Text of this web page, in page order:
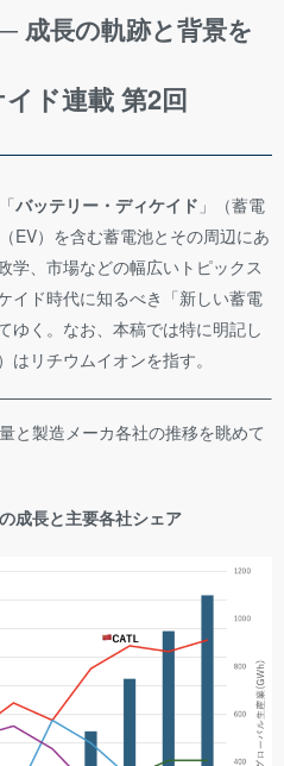
成長の軌跡と背景を
ド連載 第2回
バッテリー・ディケイド 」（蓄電
EV）を含む蓄電池とその周辺にあ
学、市場などの幅広いトピックス
イド時代に知るべき「新しい蓄電
ゆく。なお、本稿では特に明記し
リチウムイオンを指す。
と製造メーカ各社の推移を眺めて
成長と主要各社シェア